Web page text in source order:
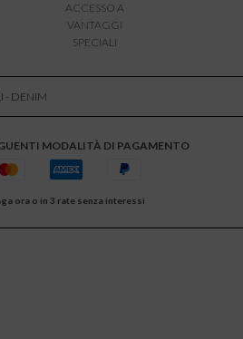
ACCESSO A
VANTAGGI
SPECIALI
- DENIM
MODALITÀ DI PAGAMENTO
ora o in 3 rate senza interessi